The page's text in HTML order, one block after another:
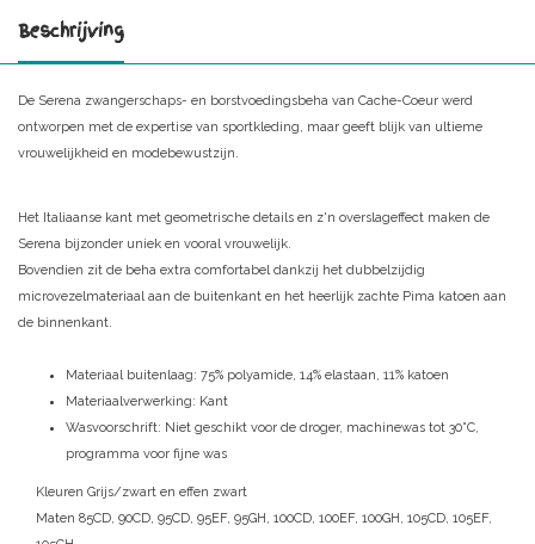
Beschrijving
De Serena zwangerschaps- en borstvoedingsbeha van Cache-Coeur werd
ontworpen met de expertise van sportkleding, maar geeft blijk van ultieme
vrouwelijkheid en modebewustzijn.
Het Italiaanse kant met geometrische details en z'n overslageffect maken de
Serena bijzonder uniek en vooral vrouwelijk.
Bovendien zit de beha extra comfortabel dankzij het dubbelzijdig
microvezelmateriaal aan de buitenkant en het heerlijk zachte Pima katoen aan
de binnenkant.
Materiaal buitenlaag: 75% polyamide, 14% elastaan, 11% katoen
Materiaalverwerking: Kant
Wasvoorschrift: Niet geschikt voor de droger, machinewas tot 30°C,
programma voor fijne was
Kleuren Grijs/zwart en effen zwart
Maten 85CD, 90CD, 95CD, 95EF, 95GH, 100CD, 100EF, 100GH, 105CD, 105EF,